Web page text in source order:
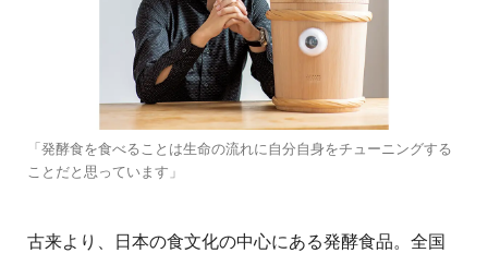
「発酵食を食べることは生命の流れに自分自身をチューニングする
ことだと思っています」
古来より、日本の食文化の中心にある発酵食品。全国